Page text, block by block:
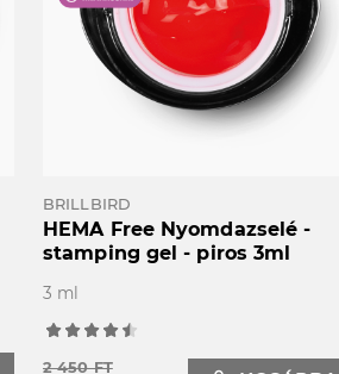
BRILLBIRD
HEMA Free Nyomdazselé -
stamping gel - piros 3ml
3 ml
2 450 FT